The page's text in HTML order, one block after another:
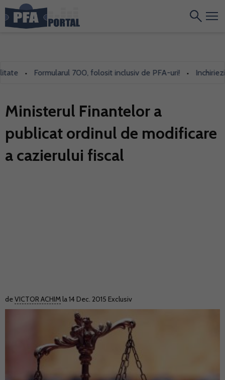
• Formularul 700, folosit inclusiv de PFA-uri! • Inchiriezi
Ministerul Finantelor a
publicat ordinul de modificare
a cazierului fiscal
deVICTOR ACHIM la 14 Dec. 2015 Exclusiv